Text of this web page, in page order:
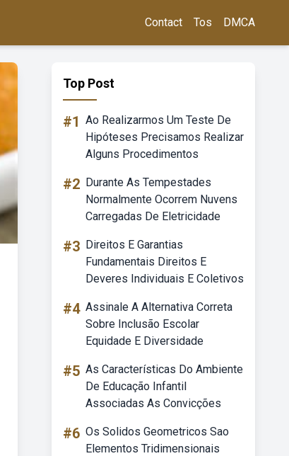
Contact Tos DMCA
Top Post
#1 Ao Realizarmos Um Teste De
Hipóteses Precisamos Realizar
Alguns Procedimentos
#2 Durante As Tempestades
Normalmente Ocorrem Nuvens
Carregadas De Eletricidade
#3 Direitos E Garantias
Fundamentais Direitos E
Deveres Individuais E Coletivos
#4 Assinale A Alternativa Correta
Sobre Inclusão Escolar
Equidade E Diversidade
#5 As Características Do Ambiente
De Educação Infantil
Associadas As Convicções
#6 Os Solidos Geometricos Sao
Elementos Tridimensionais